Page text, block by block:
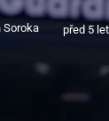
Soroka před 5